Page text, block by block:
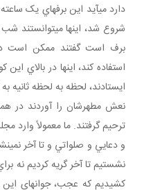
دارد مي آيد اين برف هاي يک
شروع شد، اينها مي توانستند
برف است گفتند ممکن است
استفاده کند، اينها در بالاي
ايستادند، لحظه به لحظه ثانيه
نعش مطهرشان را آوردند
ترحيم گرفتند. ما معمولاً وارد
و دعايي و صلواتي و تا آخر نمي
نشستيم تا آخر گريه کرديم نه
کشيديم که عجب، جوان هاي